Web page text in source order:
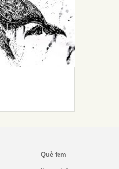
Què fem